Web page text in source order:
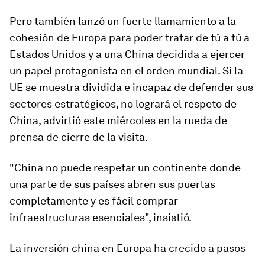
Pero también lanzó un fuerte llamamiento a la
cohesión de Europa para poder tratar de tú a tú a
Estados Unidos y a una China decidida a ejercer
un papel protagonista en el orden mundial. Si la
UE se muestra dividida e incapaz de defender sus
sectores estratégicos, no logrará el respeto de
China, advirtió este miércoles en la rueda de
prensa de cierre de la visita.
"China no puede respetar un continente donde
una parte de sus países abren sus puertas
completamente y es fácil comprar
infraestructuras esenciales", insistió.
La inversión china en Europa ha crecido a pasos